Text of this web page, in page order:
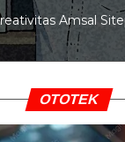
ini dapat
percepatan
seluruh
Amsal
OTOTEK